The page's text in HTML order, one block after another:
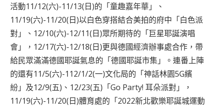
活動11/12(六)-11/13(日)的「童趣嘉年華」、
11/19(六)-11/20(日)以白色穿搭結合美拍的府中「白色派
對」、12/10(六)-12/11(日)眾所期待的「巨星耶誕演唱
會」，12/17(六)-12/18(日)更與德國經濟辦事處合作，帶
給民眾滿滿德國耶誕氣息的「德國耶誕市集」。連番上陣
的還有11/5(六)-112/1/2(一)文化局的「神話林園5G繽
紛」及12/9(五)、12/23(五)「Go Party! 耳朵派對」，
11/19(六)-11/20(日)體育處的「2022新北歡樂耶誕城運動